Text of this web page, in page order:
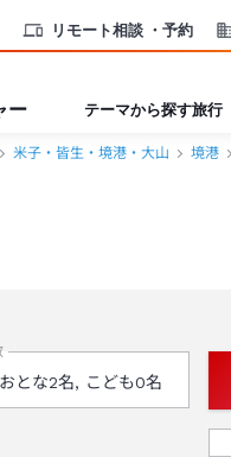
リモート相談 ・予約
ー テーマから探す旅行
米子・皆生・境港・大山 境港